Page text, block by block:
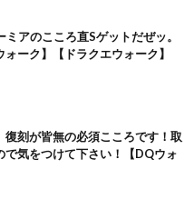
アのこころ直Sゲットだぜッ。
ォーク】【ドラクエウォーク】
復刻が皆無の必須こころです！取
で気をつけて下さい！【DQウォ